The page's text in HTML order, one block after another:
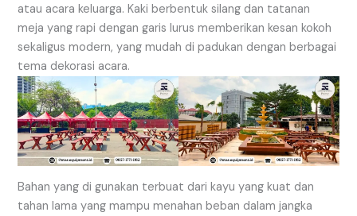
atau acara keluarga. Kaki berbentuk silang dan tatanan
meja yang rapi dengan garis lurus memberikan kesan kokoh
sekaligus modern, yang mudah di padukan dengan berbagai
tema dekorasi acara.
Bahan yang di gunakan terbuat dari kayu yang kuat dan
tahan lama yang mampu menahan beban dalam jangka